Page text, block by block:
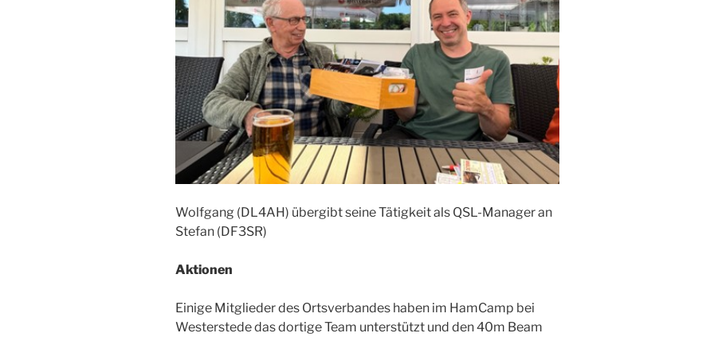
Wolfgang (DL4AH) übergibt seine Tätigkeit als QSL-Manager an
Stefan (DF3SR)
Aktionen
Einige Mitglieder des Ortsverbandes haben im HamCamp bei
Westerstede das dortige Team unterstützt und den 40m Beam